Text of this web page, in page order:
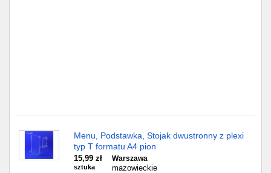
Menu, Podstawka, Stojak dwustronny z plexi
typ T formatu A4 pion
15,99 zł
sztuka
Warszawa
mazowieckie